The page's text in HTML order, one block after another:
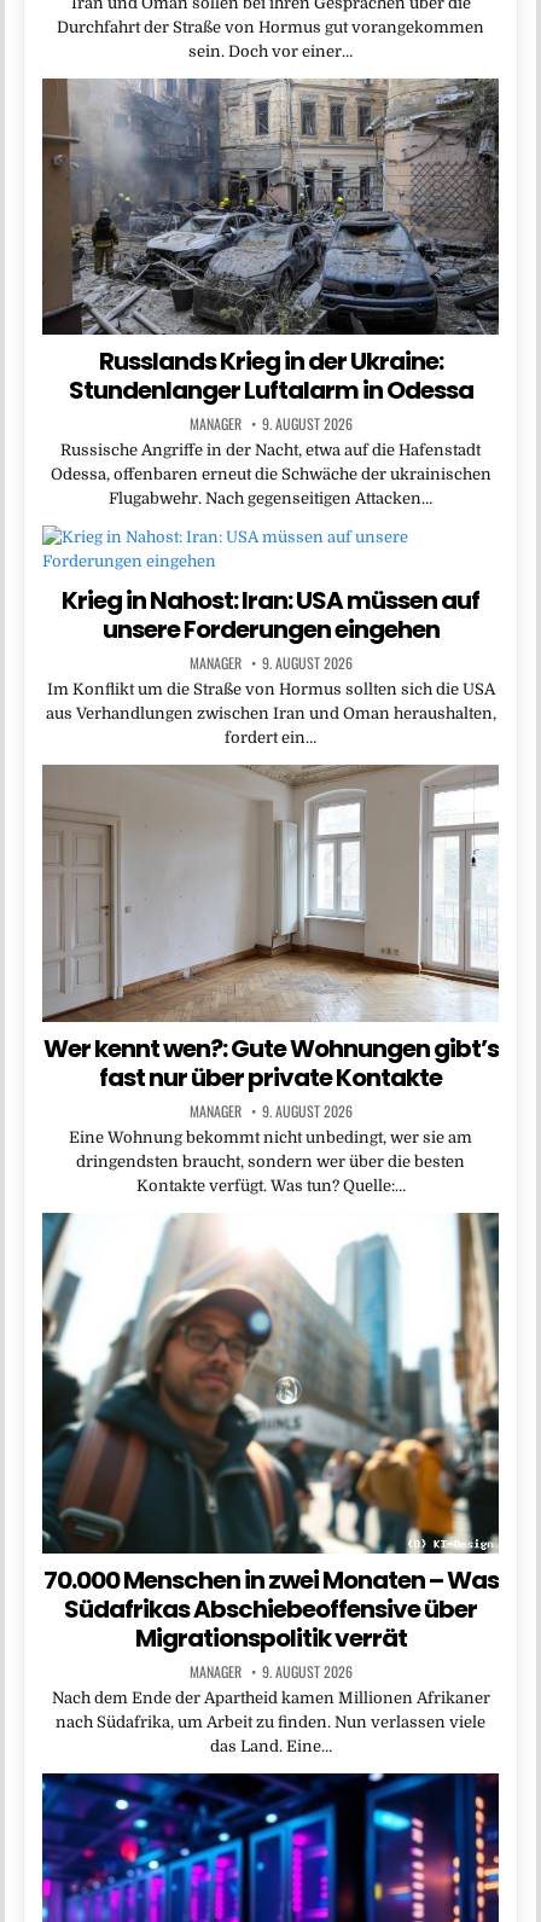
Durchfahrt der Straße von Hormus gut vorangekommen
sein. Doch vor einer…
Russlands Krieg in der Ukraine:
Stundenlanger Luftalarm in Odessa
MANAGER 9. AUGUST 2026
Russische Angriffe in der Nacht, etwa auf die Hafenstadt
Odessa, offenbaren erneut die Schwäche der ukrainischen
Flugabwehr. Nach gegenseitigen Attacken…
Krieg in Nahost: Iran: USA müssen auf
unsere Forderungen eingehen
MANAGER 9. AUGUST 2026
Im Konflikt um die Straße von Hormus sollten sich die USA
aus Verhandlungen zwischen Iran und Oman heraushalten,
fordert ein…
Wer kennt wen?: Gute Wohnungen gibt’s
fast nur über private Kontakte
MANAGER 9. AUGUST 2026
Eine Wohnung bekommt nicht unbedingt, wer sie am
dringendsten braucht, sondern wer über die besten
Kontakte verfügt. Was tun? Quelle:…
70.000 Menschen in zwei Monaten – Was
Südafrikas Abschiebeoffensive über
Migrationspolitik verrät
MANAGER 9. AUGUST 2026
Nach dem Ende der Apartheid kamen Millionen Afrikaner
nach Südafrika, um Arbeit zu finden. Nun verlassen viele
das Land. Eine…